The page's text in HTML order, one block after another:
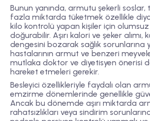
Bunun yanında, armutu şekerli soslar,
fazla miktarda tüketmek özellikle
kilo kontrolü yapan kişiler için
doğurabilir. Aşırı kalori ve şeker alımı,
dengesini bozarak sağlık sorunlarına
hastalarının armut ve benzeri
mutlaka doktor ve diyetisyen önerisi
hareket etmeleri gerekir.
Besleyici özellikleriyle faydalı olan
emzirme dönemlerinde genellikle
Ancak bu dönemde aşırı miktarda
rahatsızlıkları veya sindirim